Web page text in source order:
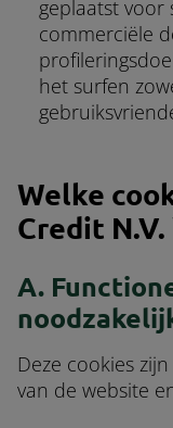
geplaatst voor
commerciële
het surfen
Welke
Credit N.V.
A.
Deze cookies
van de website